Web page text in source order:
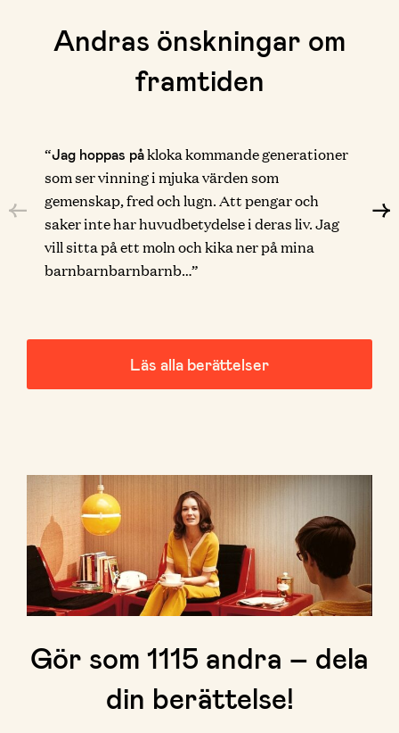
Andras önskningar om
framtiden
“Jag hoppas påkloka kommande generationer
som ser vinning i mjuka värden som
gemenskap, fred och lugn. Att pengar och
saker inte har huvudbetydelse i deras liv. Jag
vill sitta på ett moln och kika ner på mina
barnbarnbarnbarnb…”
Läs alla berättelser
Gör som 1115 andra – dela
din berättelse!